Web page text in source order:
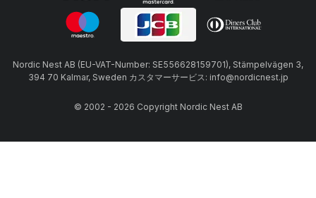
Nordic Nest AB (EU-VAT-Number: SE556628159701), Stämpelvägen 3,
394 70 Kalmar, Sweden カスタマーサービス: info@nordicnest.jp
© 2002 - 2026 Copyright Nordic Nest AB